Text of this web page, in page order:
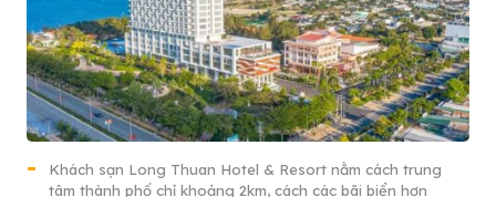
Khách sạn Long Thuan Hotel & Resort nằm cách trung
tâm thành phố chỉ khoảng 2km, cách các bãi biển hơn